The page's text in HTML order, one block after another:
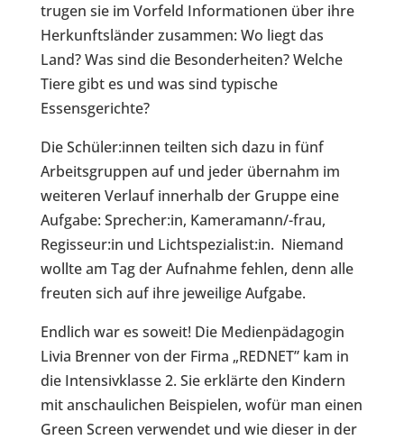
trugen sie im Vorfeld Informationen über ihre
Herkunftsländer zusammen: Wo liegt das
Land? Was sind die Besonderheiten? Welche
Tiere gibt es und was sind typische
Essensgerichte?
Die Schüler:innen teilten sich dazu in fünf
Arbeitsgruppen auf und jeder übernahm im
weiteren Verlauf innerhalb der Gruppe eine
Aufgabe: Sprecher:in, Kameramann/-frau,
Regisseur:in und Lichtspezialist:in. Niemand
wollte am Tag der Aufnahme fehlen, denn alle
freuten sich auf ihre jeweilige Aufgabe.
Endlich war es soweit! Die Medienpädagogin
Livia Brenner von der Firma „REDNET” kam in
die Intensivklasse 2. Sie erklärte den Kindern
mit anschaulichen Beispielen, wofür man einen
Green Screen verwendet und wie dieser in der